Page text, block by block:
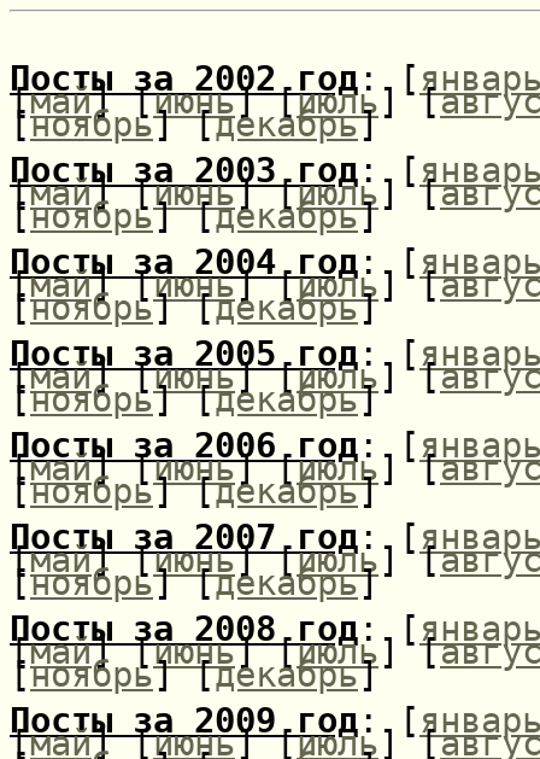
Посты за 2002 год : [
[май] [июнь] [июль] [
[ноябрь] [декабрь]
Посты за 2003 год : [
[май] [июнь] [июль] [
[ноябрь] [декабрь]
Посты за 2004 год : [
[май] [июнь] [июль] [
[ноябрь] [декабрь]
Посты за 2005 год : [
[май] [июнь] [июль] [
[ноябрь] [декабрь]
Посты за 2006 год : [
[май] [июнь] [июль] [
[ноябрь] [декабрь]
Посты за 2007 год : [
[май] [июнь] [июль] [
[ноябрь] [декабрь]
Посты за 2008 год : [
[май] [июнь] [июль] [
[ноябрь] [декабрь]
Посты за 2009 год : [
[май] [июнь] [июль] [